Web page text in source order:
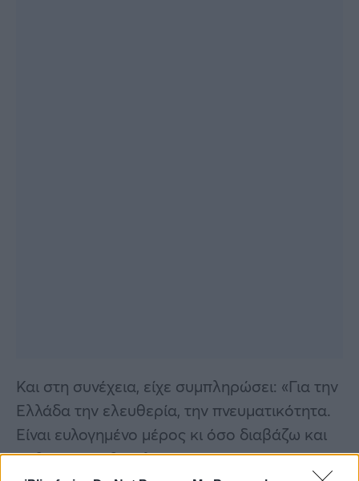
Και στη συνέχεια, είχε συμπληρώσει: «Για την
Ελλάδα την ελευθερία, την πνευματικότητα.
Είναι ευλογημένο μέρος κι όσο διαβάζω και
μαθαίνω, νιώθω όλο και πιο τυχερός γιατί